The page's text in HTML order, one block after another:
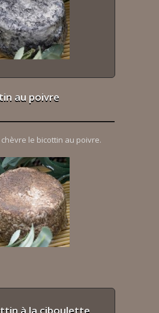
au poivre
le bicottin au poivre.
à la ciboulette